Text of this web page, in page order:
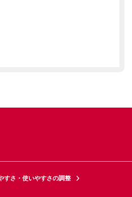
すさ・使いやすさの調整